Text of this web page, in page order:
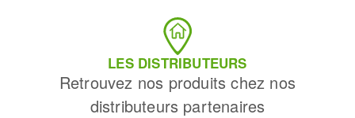
LES DISTRIBUTEURS
Retrouvez nos produits chez nos
distributeurs partenaires